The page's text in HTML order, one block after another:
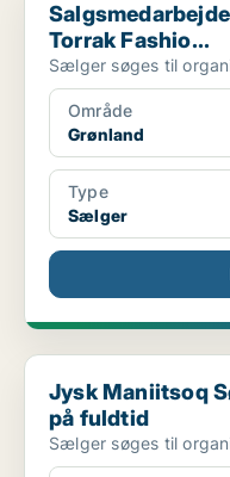
Torrak Fashio...
Sælger søges til
Område
Grønland
Type
Sælger
Jysk Maniitsoq Søger
Jysk Maniitsoq
på fuldtid
Sælger søges til